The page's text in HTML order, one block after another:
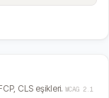
CLS eşikleri. WCAG 2.1